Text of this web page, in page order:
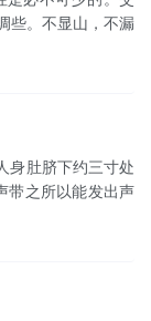
些。不显山，不漏
贤妒能。与人相
肚脐下约三寸处
带之所以能发出声
，也就是说...